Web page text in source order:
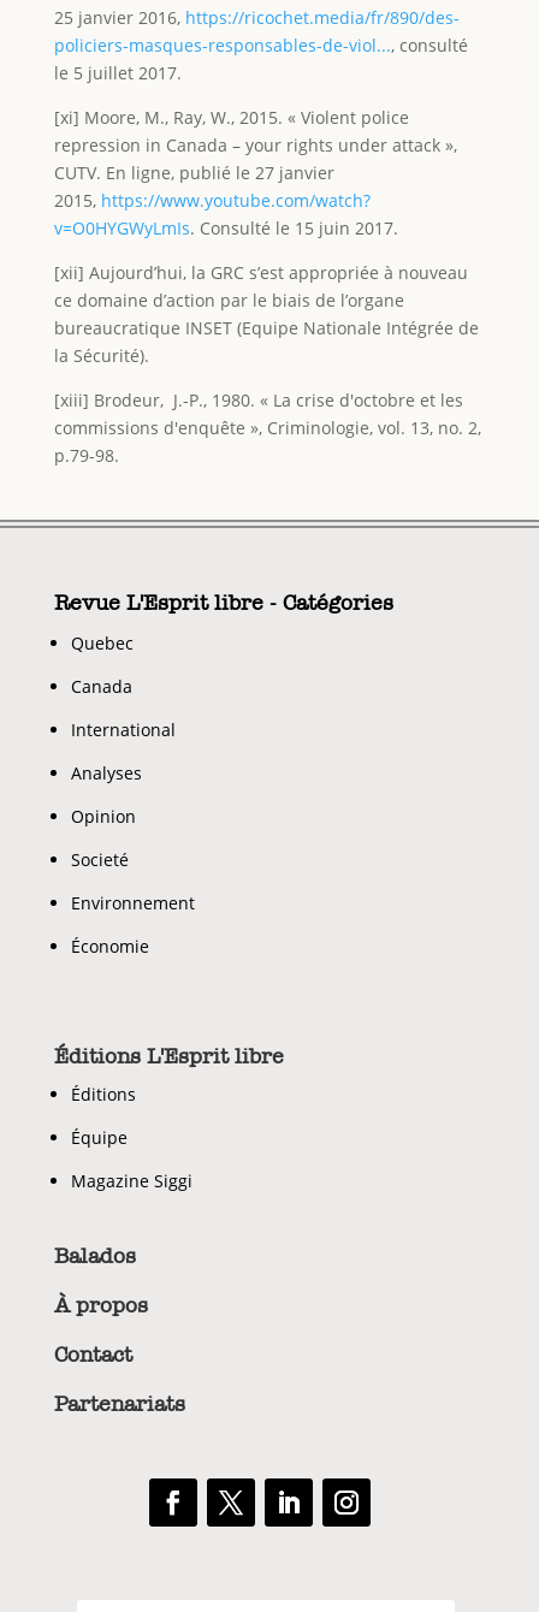
25 janvier 2016, https://ricochet.media/fr/890/des-
policiers-masques-responsables-de-viol..., consulté
le 5 juillet 2017.
[xi] Moore, M., Ray, W., 2015. « Violent police
repression in Canada – your rights under attack »,
CUTV. En ligne, publié le 27 janvier
2015, https://www.youtube.com/watch?
v=O0HYGWyLmIs. Consulté le 15 juin 2017.
[xii] Aujourd’hui, la GRC s’est appropriée à nouveau
ce domaine d’action par le biais de l’organe
bureaucratique INSET (Equipe Nationale Intégrée de
la Sécurité).
[xiii] Brodeur, J.-P., 1980. « La crise d'octobre et les
commissions d'enquête », Criminologie, vol. 13, no. 2,
p.79-98.
Revue L'Esprit libre - Catégories
Quebec
Canada
International
Analyses
Opinion
Societé
Environnement
Économie
Éditions L'Esprit libre
Éditions
Équipe
Magazine Siggi
Balados
À propos
Contact
Partenariats